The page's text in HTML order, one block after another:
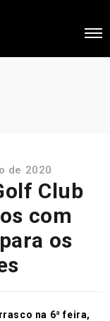
de 2020
Club
com
os
na 6ª feira,